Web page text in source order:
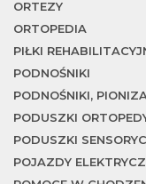
ORTEZY
ORTOPEDIA
PIŁKI
PODNOŚNIKI
PODNOŚNIKI,
PODUSZKI
PODUSZKI
POJAZDY